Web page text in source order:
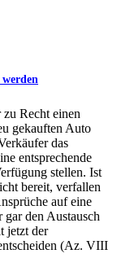
Recht einen
gekauften Auto
das
entsprechende
stellen. Ist
bereit, verfallen
auf eine
gar den Austausch
jetzt der
(Az. VIII